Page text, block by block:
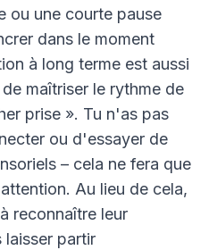
ou une courte pause
dans le moment
à long terme est aussi
maîtriser le rythme de
prise ». Tu n'as pas
ou d'essayer de
– cela ne fera que
Au lieu de cela,
reconnaître leur
laisser partir